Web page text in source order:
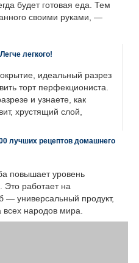
будет готовая еда. Тем
своими руками, —
легкого!
идеальный разрез
торт перфекциониста.
и узнаете, как
хрустящий слой,
лучших рецептов домашнего
повышает уровень
Это работает на
— универсальный продукт,
всех народов мира.